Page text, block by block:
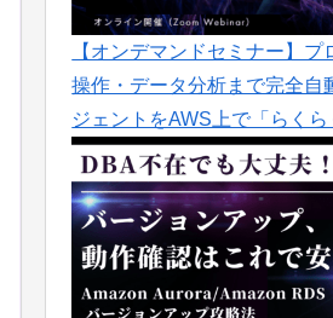
【オンデマンドセミナー】
操作・データ分析まで完全自
ジェントをAWS上で「らく